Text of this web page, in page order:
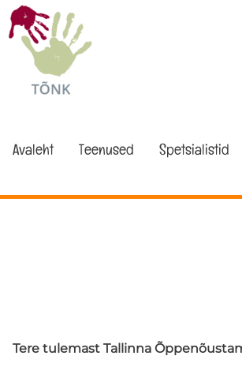
Avaleht Teenused Spetsialistid
Tere tulemast Tallinna